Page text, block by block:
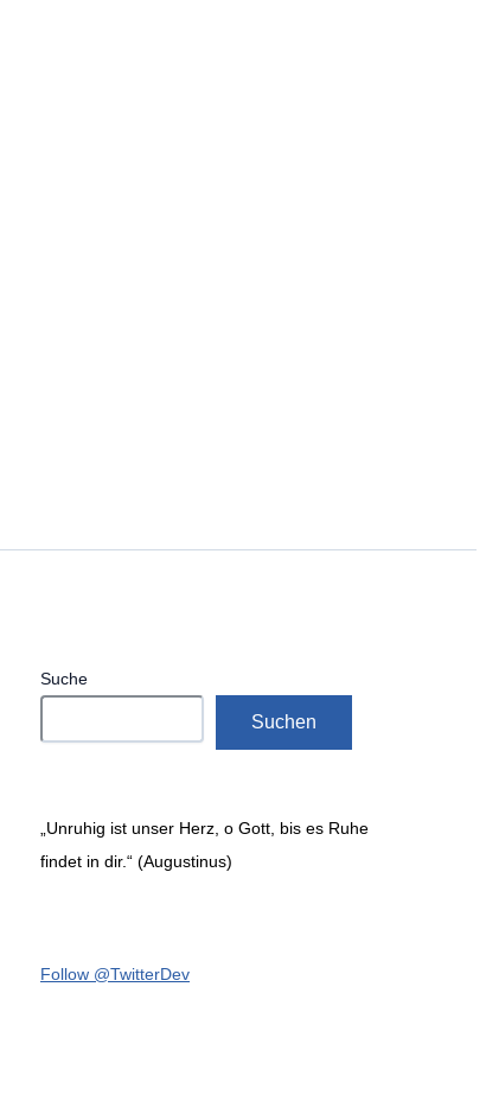
Suche
Suchen
„Unruhig ist unser Herz, o Gott, bis es Ruhe
findet in dir.“ (Augustinus)
Follow @TwitterDev